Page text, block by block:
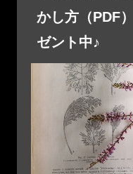
かし方（PDF
ゼント中♪